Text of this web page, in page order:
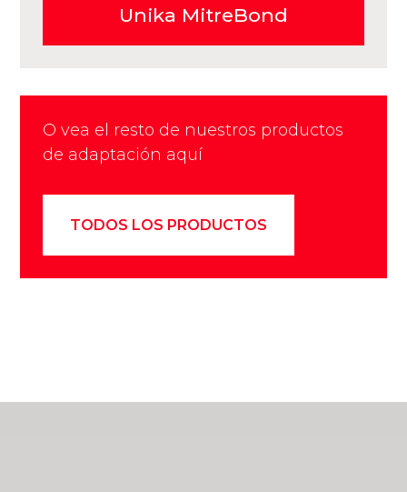
Unika MitreBond
O vea el resto de nuestros productos
de adaptación aquí
TODOS LOS PRODUCTOS